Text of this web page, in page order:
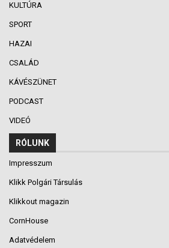
KULTÚRA
SPORT
HAZAI
CSALÁD
KÁVÉSZÜNET
PODCAST
VIDEÓ
RÓLUNK
Impresszum
Klikk Polgári Társulás
Klikkout magazin
CornHouse
Adatvédelem